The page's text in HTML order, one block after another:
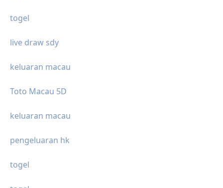
togel
live draw sdy
keluaran macau
Toto Macau 5D
keluaran macau
pengeluaran hk
togel